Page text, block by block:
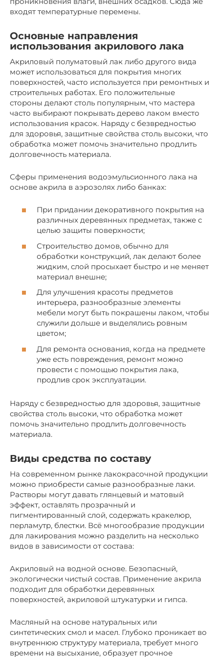
входят температурные перемены.
Основные направления
использования акрилового лака
Акриловый полуматовый лак либо другого вида
может использоваться для покрытия многих
поверхностей, часто используется при ремонтных и
строительных работах. Его положительные
стороны делают столь популярным, что мастера
часто выбирают покрывать дерево лаком вместо
использования красок. Наряду с безвредностью
для здоровья, защитные свойства столь высоки, что
обработка может помочь значительно продлить
долговечность материала.
Сферы применения водоэмульсионного лака на
основе акрила в аэрозолях либо банках:
При придании декоративного покрытия на
различных деревянных предметах, также с
целью защиты поверхности;
Строительство домов, обычно для
обработки конструкций, лак делают более
жидким, слой просыхает быстро и не меняет
материал внешне;
Для улучшения красоты предметов
интерьера, разнообразные элементы
мебели могут быть покрашены лаком, чтобы
служили дольше и выделялись ровным
цветом;
Для ремонта основания, когда на предмете
уже есть повреждения, ремонт можно
провести с помощью покрытия лака,
продлив срок эксплуатации.
Наряду с безвредностью для здоровья, защитные
свойства столь высоки, что обработка может
помочь значительно продлить долговечность
материала.
Виды средства по составу
На современном рынке лакокрасочной продукции
можно приобрести самые разнообразные лаки.
Растворы могут давать глянцевый и матовый
эффект, оставлять прозрачный и
пигментированный слой, содержать кракелюр,
перламутр, блестки. Всё многообразие продукции
для лакирования можно разделить на несколько
видов в зависимости от состава:
Акриловый на водной основе. Безопасный,
экологически чистый состав. Применение акрила
подходит для обработки деревянных
поверхностей, акриловой штукатурки и гипса.
Масляный на основе натуральных или
синтетических смол и масел. Глубоко проникает во
внутреннюю структуру материала, требует много
времени на высыхание, образует прочное